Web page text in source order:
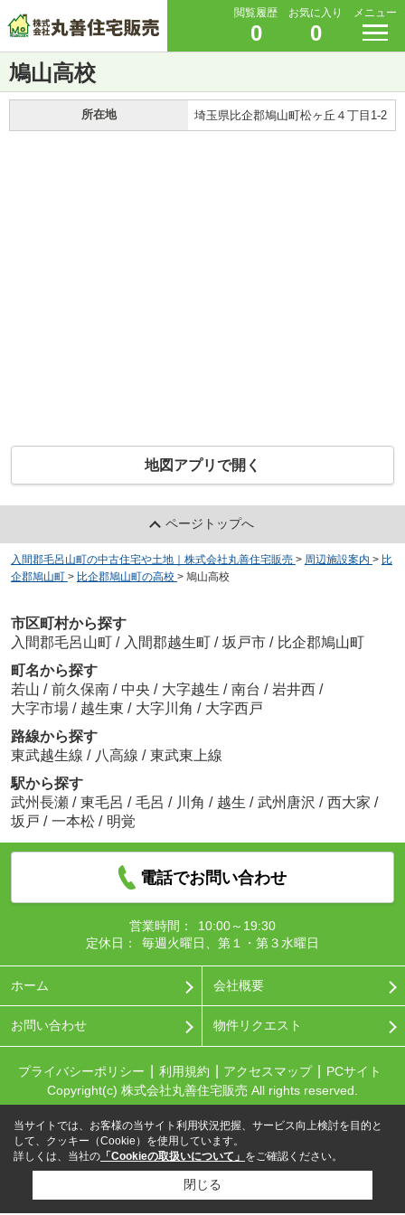
閲覧履歴
0
お気に入り
0
メニュー
鳩山高校
所在地 埼玉県比企郡鳩山町松ヶ丘４丁目1-2
地図アプリで開く
ページトップへ
入間郡毛呂山町の中古住宅や土地｜株式会社丸善住宅販売 > 周辺施設案内 > 比
企郡鳩山町 > 比企郡鳩山町の高校 > 鳩山高校
市区町村から探す
入間郡毛呂山町 / 入間郡越生町 / 坂戸市 / 比企郡鳩山町
町名から探す
若山 / 前久保南 / 中央 / 大字越生 / 南台 / 岩井西 /
大字市場 / 越生東 / 大字川角 / 大字西戸
路線から探す
東武越生線 / 八高線 / 東武東上線
駅から探す
武州長瀬 / 東毛呂 / 毛呂 / 川角 / 越生 / 武州唐沢 / 西大家 /
坂戸 / 一本松 / 明覚
電話でお問い合わせ
営業時間：
10:00～19:30
定休日：
毎週火曜日、第１・第３水曜日
ホーム 会社概要
お問い合わせ 物件リクエスト
プライバシーポリシー 利用規約 アクセスマップ
PCサイト
Copyright(c) 株式会社丸善住宅販売 All rights reserved.
当サイトでは、お客様の当サイト利用状況把握、サービス向上検討を目的と
して、クッキー（Cookie）を使用しています。
詳しくは、当社の 「Cookieの取扱いについて」 をご確認ください。
閉じる